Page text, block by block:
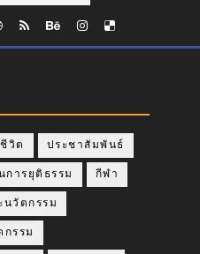
วิต ประชาสัมพันธ์
การยุติธรรม กีฬา
วัตกรรม
รรม